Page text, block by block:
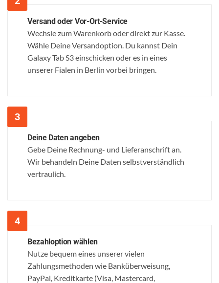
Versand oder Vor-Ort-Service
Wechsle zum Warenkorb oder direkt zur Kasse.
Wähle Deine Versandoption. Du kannst Dein
Galaxy Tab S3 einschicken oder es in eines
unserer Fialen in Berlin vorbei bringen.
Deine Daten angeben
Gebe Deine Rechnung- und Lieferanschrift an.
Wir behandeln Deine Daten selbstverständlich
vertraulich.
Bezahloption wählen
Nutze bequem eines unserer vielen
Zahlungsmethoden wie Banküberweisung,
PayPal, Kreditkarte (Visa, Mastercard,